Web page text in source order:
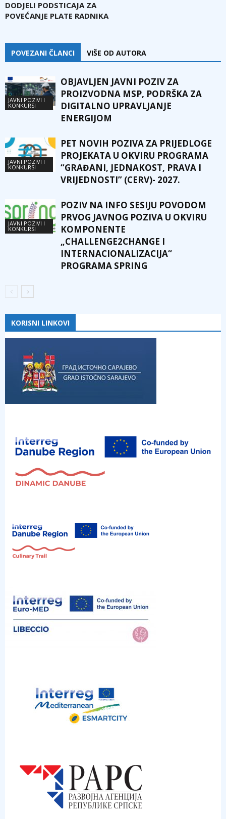
DODJELI PODSTICAJA ZA
POVEĆANJE PLATE RADNIKA
POVEZANI ČLANCI VIŠE OD AUTORA
JAVNI POZIVI I
KONKURSI
OBJAVLJEN JAVNI POZIV ZA
PROIZVODNA MSP, PODRŠKA ZA
DIGITALNO UPRAVLJANJE
ENERGIJOM
JAVNI POZIVI I
KONKURSI
PET NOVIH POZIVA ZA PRIJEDLOGE
PROJEKATA U OKVIRU PROGRAMA
“GRAĐANI, JEDNAKOST, PRAVA I
VRIJEDNOSTI” (CERV)- 2027.
JAVNI POZIVI I
KONKURSI
POZIV NA INFO SESIJU POVODOM
PRVOG JAVNOG POZIVA U OKVIRU
KOMPONENTE
„CHALLENGE2CHANGE I
INTERNACIONALIZACIJA“
PROGRAMA SPRING
KORISNI LINKOVI